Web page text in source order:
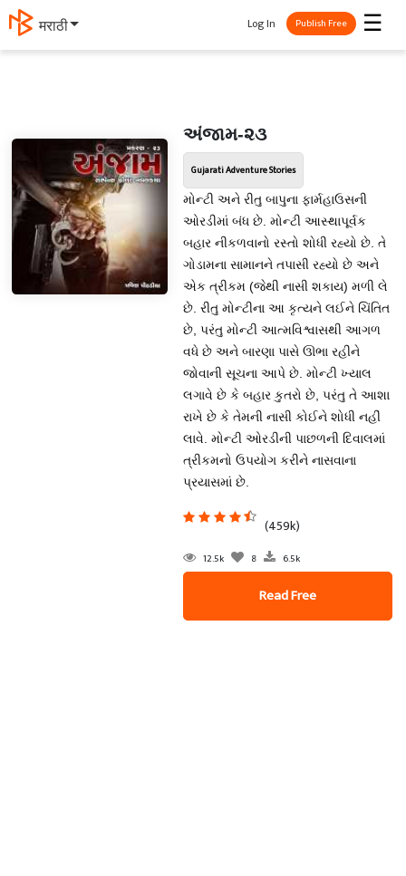
मराठी ☰
Log In Publish Free
અંજામ-૨૩
Gujarati Adventure Stories
મોન્ટી અને રીતુ બાપુના ફાર્મહાઉસની
ઓરડીમાં બંધ છે. મોન્ટી આસ્થાપૂર્વક
બહાર નીકળવાનો રસ્તો શોધી રહ્યો છે. તે
ગોડામના સામાનને તપાસી રહ્યો છે અને
એક ત્રીકમ (જેથી નાસી શકાય) મળી લે
છે. રીતુ મોન્ટીના આ કૃત્યને લઈને ચિંતિત
છે, પરંતુ મોન્ટી આત્મવિશ્વાસથી આગળ
વધે છે અને બારણા પાસે ઊભા રહીને
જોવાની સૂચના આપે છે. મોન્ટી ખ્યાલ
લગાવે છે કે બહાર કુતરો છે, પરંતુ તે આશા
રાખે છે કે તેમની નાસી કોઈને શોધી નહીં
લાવે. મોન્ટી ઓરડીની પાછળની દિવાલમાં
ત્રીકમનો ઉપયોગ કરીને નાસવાના
પ્રયાસમાં છે.
(459k)
12.5k 8 6.5k
Read Free